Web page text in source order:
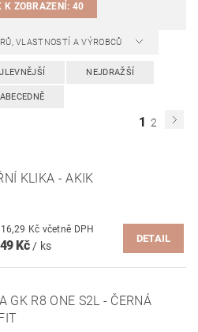
K ZOBRAZENÍ:40
VLASTNOSTÍ A VÝROBCŮ
NEJDRAŽŠÍ
ABECEDNĚ
1 2
KLIKA - AKIK
od 2 116,29 Kč včetně DPH
Kč / ks
DETAIL
GK R8 ONE S2L - ČERNÁ